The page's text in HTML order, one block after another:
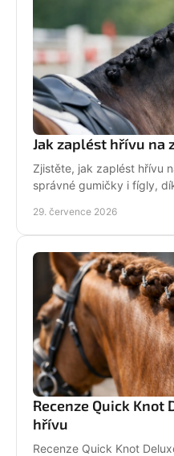
Jak zaplést hřívu na
Zjistěte, jak zaplést hřívu
správné gumičky i fígly,
29. července 2026
Recenze Quick Knot
hřívu
Recenze Quick Knot